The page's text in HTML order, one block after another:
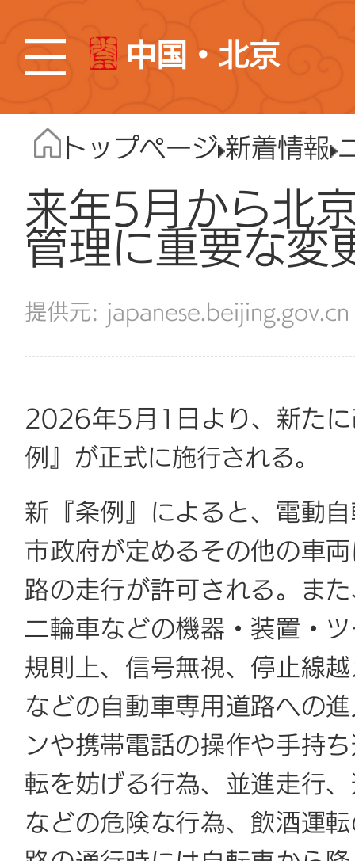
中国・北京
トップページ 新着情報
来年5月から北
管理に重要な変
japanese.beijing.gov.cn
2026年5月1日より、新た
例』が正式に施行される。
新『条例』によると、電動
市政府が定めるその他の車
路の走行が許可される。ま
二輪車などの機器・装置・
規則上、信号無視、停止線
などの自動車専用道路への
ンや携帯電話の操作や手持
転を妨げる行為、並進走行
などの危険な行為、飲酒運